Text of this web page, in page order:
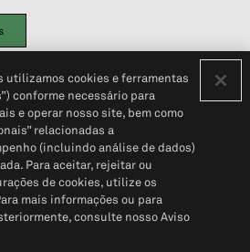
de privacidade do cliente (em inglês)
Pessoais© 2026 S&P Global
utilizamos cookies e ferramentas
conforme necessário para
e operar nosso site, bem como
relacionadas a
(incluindo análise de dados)
Para aceitar, rejeitar ou
de cookies, utilize os
mais informações ou para
consulte nosso Aviso